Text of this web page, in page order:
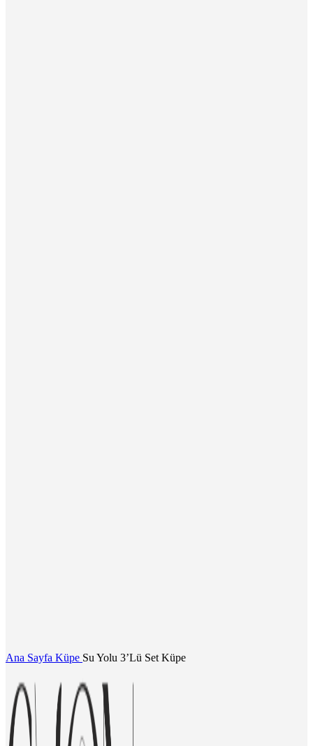
Ana Sayfa Küpe Su Yolu 3’Lü Set Küpe